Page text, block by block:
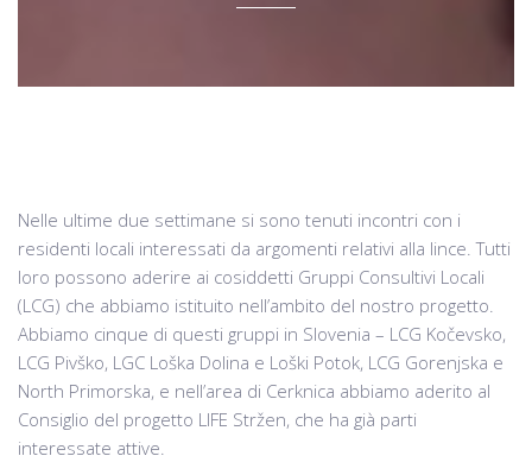
Nelle ultime due settimane si sono tenuti incontri con i
residenti locali interessati da argomenti relativi alla lince. Tutti
loro possono aderire ai cosiddetti Gruppi Consultivi Locali
(LCG) che abbiamo istituito nell’ambito del nostro progetto.
Abbiamo cinque di questi gruppi in Slovenia – LCG Kočevsko,
LCG Pivško, LGC Loška Dolina e Loški Potok, LCG Gorenjska e
North Primorska, e nell’area di Cerknica abbiamo aderito al
Consiglio del progetto LIFE Stržen, che ha già parti
interessate attive.